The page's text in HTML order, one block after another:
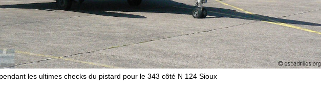
les ultimes checks du pistard pour le 343 côté N 124 Sioux